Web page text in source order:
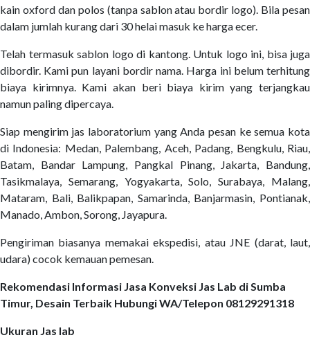
kain oxford dan polos (tanpa sablon atau bordir logo). Bila pesan
dalam jumlah kurang dari 30 helai masuk ke harga ecer.
Telah termasuk sablon logo di kantong. Untuk logo ini, bisa juga
dibordir. Kami pun layani bordir nama. Harga ini belum terhitung
biaya kirimnya. Kami akan beri biaya kirim yang terjangkau
namun paling dipercaya.
Siap mengirim jas laboratorium yang Anda pesan ke semua kota
di Indonesia: Medan, Palembang, Aceh, Padang, Bengkulu, Riau,
Batam, Bandar Lampung, Pangkal Pinang, Jakarta, Bandung,
Tasikmalaya, Semarang, Yogyakarta, Solo, Surabaya, Malang,
Mataram, Bali, Balikpapan, Samarinda, Banjarmasin, Pontianak,
Manado, Ambon, Sorong, Jayapura.
Pengiriman biasanya memakai ekspedisi, atau JNE (darat, laut,
udara) cocok kemauan pemesan.
Rekomendasi Informasi Jasa Konveksi Jas Lab di Sumba
Timur, Desain Terbaik Hubungi WA/Telepon 08129291318
Ukuran Jas lab